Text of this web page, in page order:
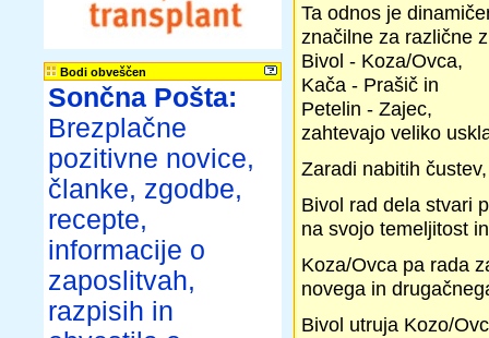
Bodi obveščen
Sončna Pošta:
Brezplačne
pozitivne novice,
članke, zgodbe,
recepte,
informacije o
zaposlitvah,
razpisih in
Ta odnos je
značilne za različne
Bivol - Koza/Ovca,
Kača - Prašič in
Petelin - Zajec,
zahtevajo veliko
Zaradi nabitih
Bivol rad dela stvari
na svojo temeljitost
Koza/Ovca pa rada
novega in
Bivol utruja Kozo/